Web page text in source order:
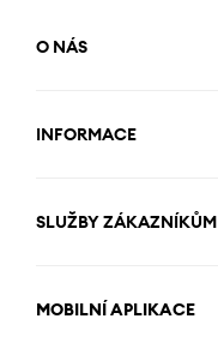
O NÁS
INFORMACE
SLUŽBY ZÁKAZNÍKŮM
MOBILNÍ APLIKACE